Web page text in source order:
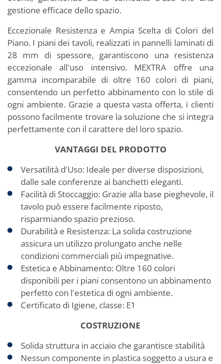
gestione efficace dello spazio.
Eccezionale Resistenza e Ampia Scelta di Colori del
Piano. I piani dei tavoli, realizzati in pannelli laminati di
28 mm di spessore, garantiscono una resistenza
eccezionale all'uso intensivo. MEXTRA offre una
gamma incomparabile di oltre 160 colori di piani,
consentendo un perfetto abbinamento con lo stile di
ogni ambiente. Grazie a questa vasta offerta, i clienti
possono facilmente trovare la soluzione che si integra
perfettamente con il carattere del loro spazio.
VANTAGGI DEL PRODOTTO
Versatilità d'Uso: Ideale per diverse disposizioni,
dalle sale conferenze ai banchetti eleganti.
Facilità di Stoccaggio: Grazie alla base pieghevole, il
tavolo può essere facilmente riposto,
risparmiando spazio prezioso.
Durabilità e Resistenza: La solida costruzione
assicura un utilizzo prolungato anche nelle
condizioni commerciali più impegnative.
Estetica e Abbinamento: Oltre 160 colori
disponibili per i piani consentono un abbinamento
perfetto con l'estetica di ogni ambiente.
Certificato di Igiene, classe: E1
COSTRUZIONE
Solida struttura in acciaio che garantisce stabilità
Nessun componente in plastica soggetto a usura e